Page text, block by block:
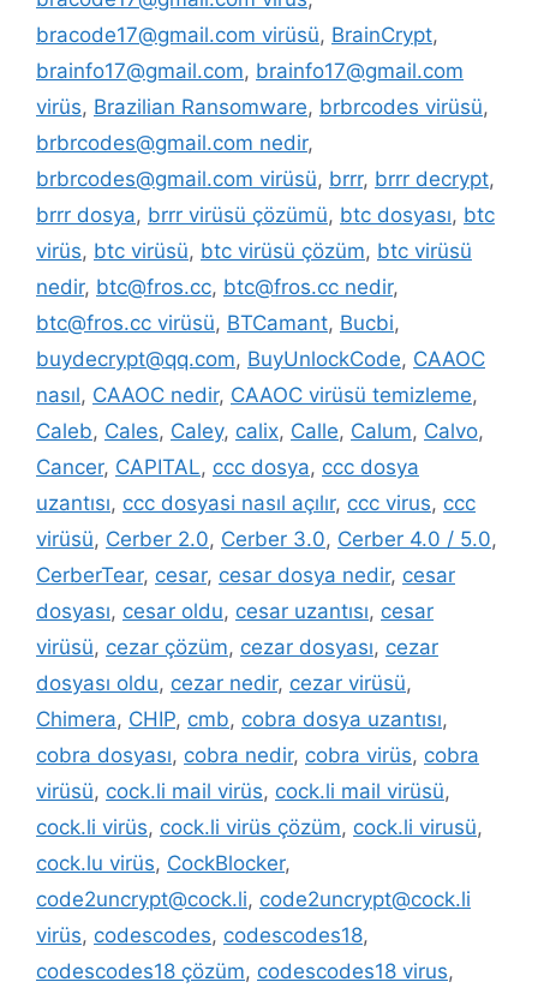
bracode17@gmail.com virüsü, BrainCrypt,
brainfo17@gmail.com, brainfo17@gmail.com
virüs, Brazilian Ransomware, brbrcodes virüsü,
brbrcodes@gmail.com nedir,
brbrcodes@gmail.com virüsü, brrr, brrr decrypt,
brrr dosya, brrr virüsü çözümü, btc dosyası, btc
virüs, btc virüsü, btc virüsü çözüm, btc virüsü
nedir, btc@fros.cc, btc@fros.cc nedir,
btc@fros.cc virüsü, BTCamant, Bucbi,
buydecrypt@qq.com, BuyUnlockCode, CAAOC
nasıl, CAAOC nedir, CAAOC virüsü temizleme,
Caleb, Cales, Caley, calix, Calle, Calum, Calvo,
Cancer, CAPITAL, ccc dosya, ccc dosya
uzantısı, ccc dosyasi nasıl açılır, ccc virus, ccc
virüsü, Cerber 2.0, Cerber 3.0, Cerber 4.0 / 5.0,
CerberTear, cesar, cesar dosya nedir, cesar
dosyası, cesar oldu, cesar uzantısı, cesar
virüsü, cezar çözüm, cezar dosyası, cezar
dosyası oldu, cezar nedir, cezar virüsü,
Chimera, CHIP, cmb, cobra dosya uzantısı,
cobra dosyası, cobra nedir, cobra virüs, cobra
virüsü, cock.li mail virüs, cock.li mail virüsü,
cock.li virüs, cock.li virüs çözüm, cock.li virusü,
cock.lu virüs, CockBlocker,
code2uncrypt@cock.li, code2uncrypt@cock.li
virüs, codescodes, codescodes18,
codescodes18 çözüm, codescodes18 virus,